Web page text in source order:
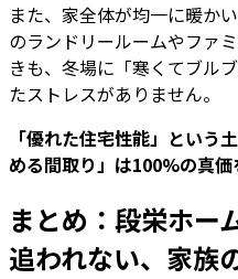
また、家全体が均一に暖か
のランドリールームやファ
きも、冬場に「寒くてブル
たストレスがありません。
「優れた住宅性能」という
める間取り」は100%の真価
まとめ：段栄ホー
追われない、家族